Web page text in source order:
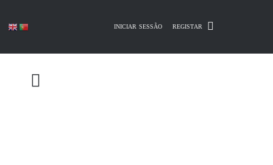
INICIAR SESSÃO REGISTAR